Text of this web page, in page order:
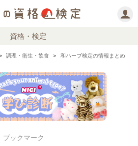
資格・検定
調理・衛生・飲食 和ハーブ検定の情報まとめ
ブックマーク